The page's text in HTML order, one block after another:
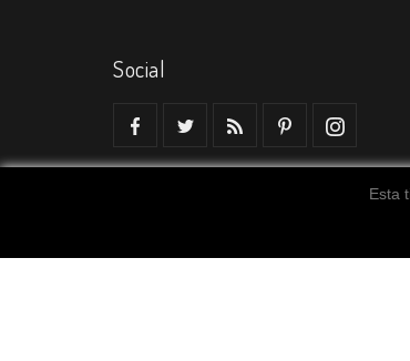
Social
Esta